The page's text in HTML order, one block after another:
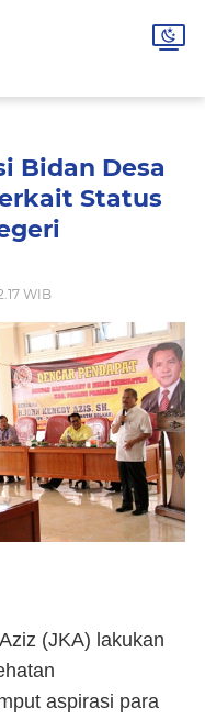
Bidan Desa
Status
WIB
(JKA) lakukan
aspirasi para